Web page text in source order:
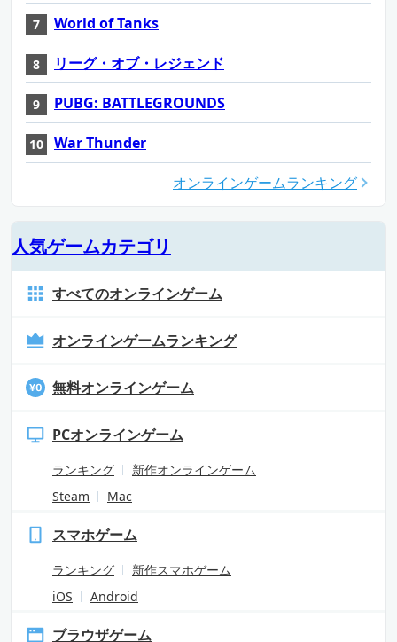
World of Tanks
リーグ・オブ・レジェンド
PUBG: BATTLEGROUNDS
War Thunder
オンラインゲームランキング
人気ゲームカテゴリ
すべてのオンラインゲーム
オンラインゲームランキング
無料オンラインゲーム
PCオンラインゲーム
ランキング
新作オンラインゲーム
Steam
Mac
スマホゲーム
ランキング
新作スマホゲーム
iOS
Android
ブラウザゲーム